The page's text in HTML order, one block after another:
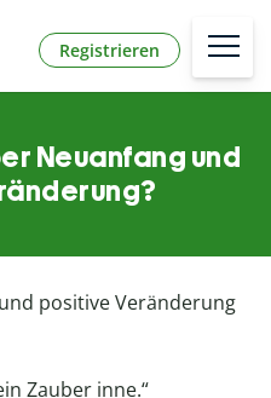
Registrieren
Neuanfang und
und positive Veränderung
Zauber inne.“